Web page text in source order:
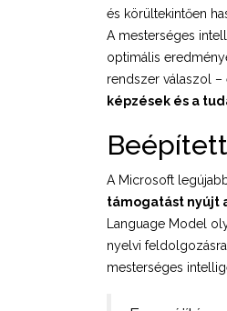
és körültekintően
A mesterséges
optimális
rendszer válaszol
képzések és a
A Microsoft
támogatást nyújt
Language Model
nyelvi
mesterséges